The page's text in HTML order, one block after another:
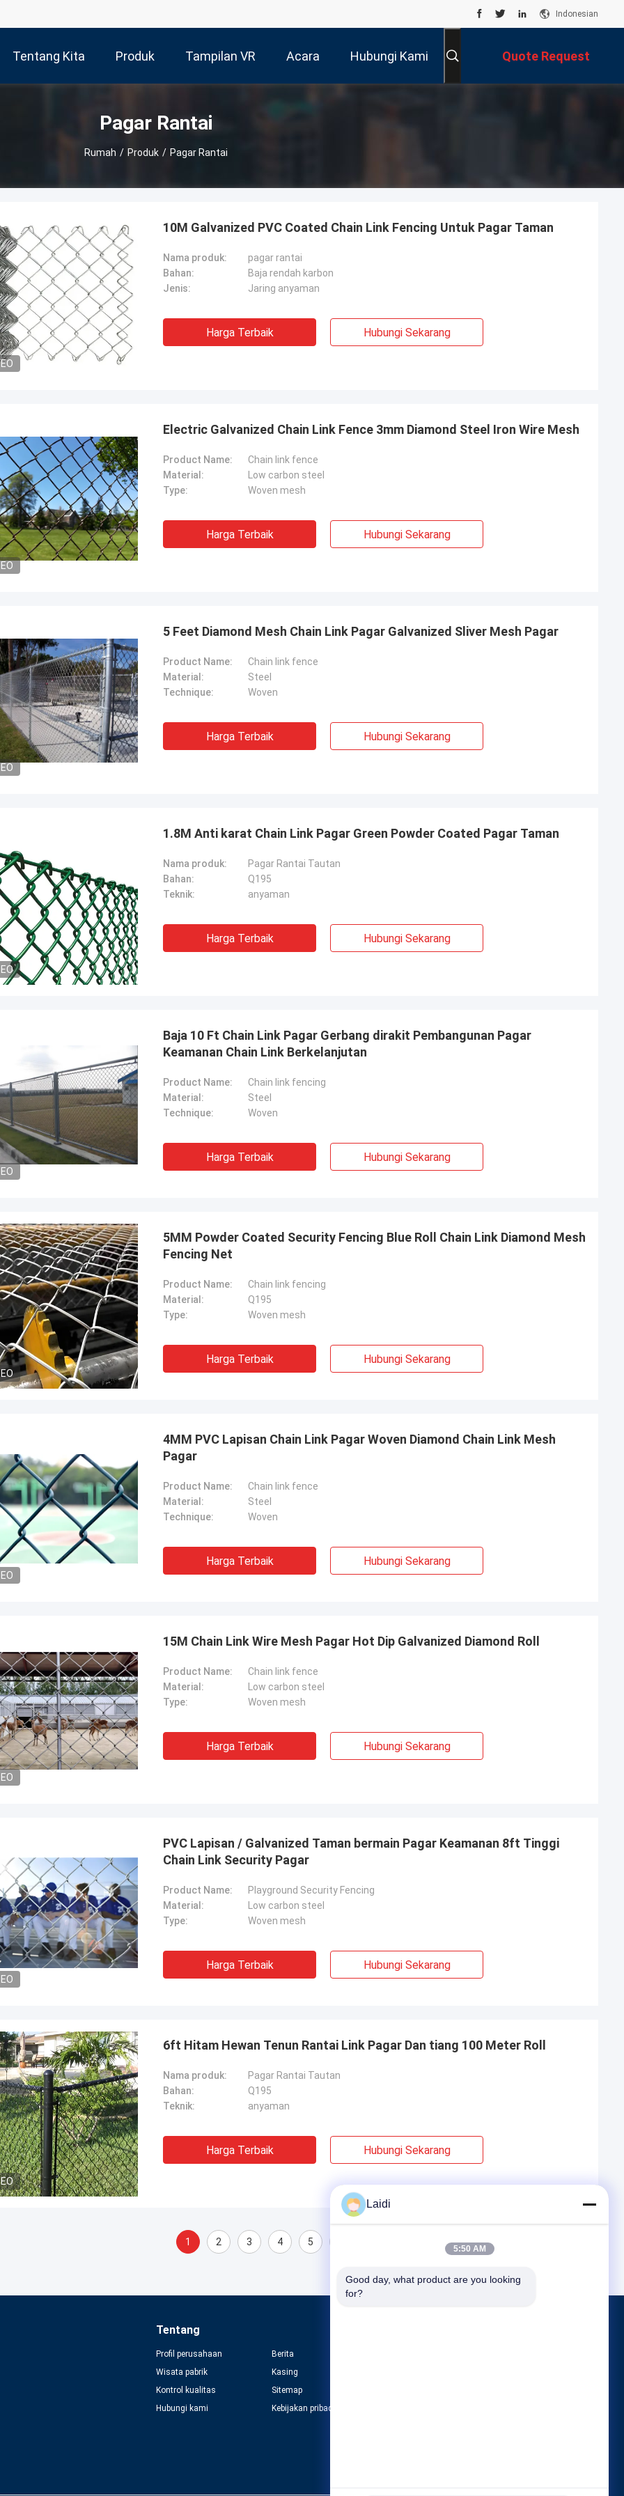
Indonesian
Tentang Kita Produk Tampilan VR Acara Hubungi Kami Quote Request
Pagar Rantai
Rumah / Produk / Pagar Rantai
jadi aku memutuskan untuk
dengan mereka.Tapi harga
sangat kompetitif dan saya puas
kualitas juga, produsen yang
dapat diandalkan.
membantu saya untuk mengetahui lebih
pada masa depan.
10M Galvanized PVC Coated Chain Link Fencing Untuk Pagar Taman
Nama produk:
pagar rantai
Bahan:
Baja rendah karbon
Jenis:
Jaring anyaman
Harga Terbaik Hubungi Sekarang
Electric Galvanized Chain Link Fence 3mm Diamond Steel Iron Wire Mesh
Product Name:
Chain link fence
Material:
Low carbon steel
Type:
Woven mesh
Harga Terbaik Hubungi Sekarang
5 Feet Diamond Mesh Chain Link Pagar Galvanized Sliver Mesh Pagar
Product Name:
Chain link fence
Material:
Steel
Technique:
Woven
Harga Terbaik Hubungi Sekarang
1.8M Anti karat Chain Link Pagar Green Powder Coated Pagar Taman
Nama produk:
Pagar Rantai Tautan
Bahan:
Q195
Teknik:
anyaman
Harga Terbaik Hubungi Sekarang
Baja 10 Ft Chain Link Pagar Gerbang dirakit Pembangunan Pagar
Keamanan Chain Link Berkelanjutan
Product Name:
Chain link fencing
Material:
Steel
Technique:
Woven
Harga Terbaik Hubungi Sekarang
5MM Powder Coated Security Fencing Blue Roll Chain Link Diamond Mesh
Fencing Net
Product Name:
Chain link fencing
Material:
Q195
Type:
Woven mesh
Harga Terbaik Hubungi Sekarang
4MM PVC Lapisan Chain Link Pagar Woven Diamond Chain Link Mesh
Pagar
Product Name:
Chain link fence
Material:
Steel
Technique:
Woven
Harga Terbaik Hubungi Sekarang
15M Chain Link Wire Mesh Pagar Hot Dip Galvanized Diamond Roll
Product Name:
Chain link fence
Material:
Low carbon steel
Type:
Woven mesh
Harga Terbaik Hubungi Sekarang
PVC Lapisan / Galvanized Taman bermain Pagar Keamanan 8ft Tinggi
Chain Link Security Pagar
Product Name:
Playground Security Fencing
Material:
Low carbon steel
Type:
Woven mesh
Harga Terbaik Hubungi Sekarang
6ft Hitam Hewan Tenun Rantai Link Pagar Dan tiang 100 Meter Roll
Nama produk:
Pagar Rantai Tautan
Bahan:
Q195
Teknik:
anyaman
Harga Terbaik Hubungi Sekarang
1 2 3 4 5
Tentang
Profil perusahaan
Wisata pabrik
Kontrol kualitas
Hubungi kami
Berita
Kasing
Sitemap
Kebijakan pribadi
Laidi
5:50 AM
Good day, what product are you looking
for?